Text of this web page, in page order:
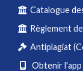
Catalogue
Règlement
Antiplagiat
Obtenir l'app